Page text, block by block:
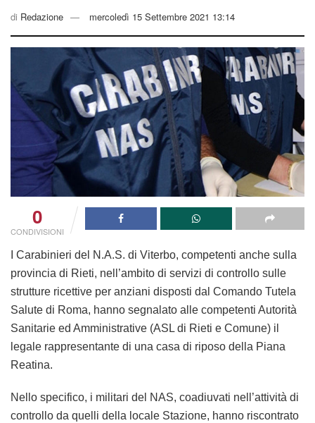
di Redazione mercoledì 15 Settembre 2021 13:14
0
CONDIVISIONI
Carabinieri del N.A.S. di Viterbo, competenti anche sulla
provincia di Rieti, nell’ambito di servizi di controllo sulle
strutture ricettive per anziani disposti dal Comando Tutela
Salute di Roma, hanno segnalato alle competenti Autorità
Sanitarie ed Amministrative (ASL di Rieti e Comune) il
legale rappresentante di una casa di riposo della Piana
Reatina.
Nello specifico, i militari del NAS, coadiuvati nell’attività di
controllo da quelli della locale Stazione, hanno riscontrato